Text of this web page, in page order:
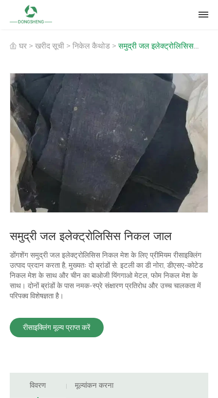
घर > खरीद सूची > निकेल कैथोड > समुद्री जल इलेक्ट्रोलिसिस
निकल जाल
समुद्री जल इलेक्ट्रोलिसिस निकल जाल
डोंगशेंग समुद्री जल इलेक्ट्रोलिसिस निकल मेश के लिए प्रीमियम रीसाइक्लिंग
उत्पाद प्रदान करता है, मुख्यतः दो ब्रांडों से: इटली का डी नोरा, डीएसए-कोटेड
निकल मेश के साथ और चीन का बाओजी यिंगगाओ मेटल, फोम निकल मेश के
साथ। दोनों ब्रांडों के पास नमक-स्प्रे संक्षारण प्रतिरोध और उच्च चालकता में
परिपक्व विशेषज्ञता है।
रीसाइक्लिंग मूल्य प्राप्त करें
विवरण मूल्यांकन करना